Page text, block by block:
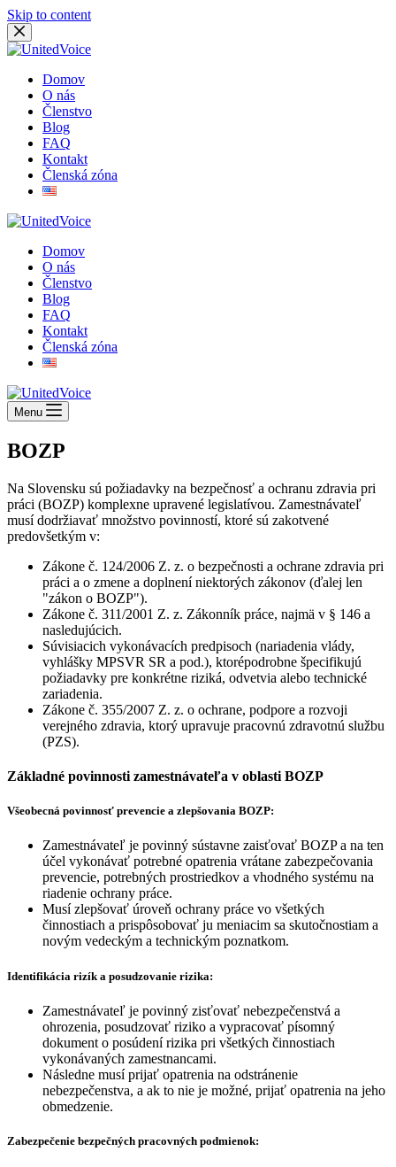
Skip to content
Domov
O nás
Členstvo
Blog
FAQ
Kontakt
Členská zóna
Domov
O nás
Členstvo
Blog
FAQ
Kontakt
Členská zóna
Menu
BOZP
Na Slovensku sú požiadavky na bezpečnosť a ochranu zdravia pri
práci (BOZP) komplexne upravené legislatívou. Zamestnávateľ
musí dodržiavať množstvo povinností, ktoré sú zakotvené
predovšetkým v:
Zákone č. 124/2006 Z. z. o bezpečnosti a ochrane zdravia pri
práci a o zmene a doplnení niektorých zákonov (ďalej len
"zákon o BOZP").
Zákone č. 311/2001 Z. z. Zákonník práce, najmä v § 146 a
nasledujúcich.
Súvisiacich vykonávacích predpisoch (nariadenia vlády,
vyhlášky MPSVR SR a pod.), ktorépodrobne špecifikujú
požiadavky pre konkrétne riziká, odvetvia alebo technické
zariadenia.
Zákone č. 355/2007 Z. z. o ochrane, podpore a rozvoji
verejného zdravia, ktorý upravuje pracovnú zdravotnú službu
(PZS).
Základné povinnosti zamestnávateľa v oblasti BOZP
Všeobecná povinnosť prevencie a zlepšovania BOZP:
Zamestnávateľ je povinný sústavne zaisťovať BOZP a na ten
účel vykonávať potrebné opatrenia vrátane zabezpečovania
prevencie, potrebných prostriedkov a vhodného systému na
riadenie ochrany práce.
Musí zlepšovať úroveň ochrany práce vo všetkých
činnostiach a prispôsobovať ju meniacim sa skutočnostiam a
novým vedeckým a technickým poznatkom.
Identifikácia rizík a posudzovanie rizika:
Zamestnávateľ je povinný zisťovať nebezpečenstvá a
ohrozenia, posudzovať riziko a vypracovať písomný
dokument o posúdení rizika pri všetkých činnostiach
vykonávaných zamestnancami.
Následne musí prijať opatrenia na odstránenie
nebezpečenstva, a ak to nie je možné, prijať opatrenia na jeho
obmedzenie.
Zabezpečenie bezpečných pracovných podmienok: